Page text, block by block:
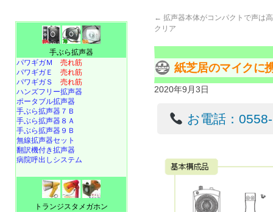
← 拡声器本体がコンパクトで声は
クリア
紙芝居のマイクに
2020年9月3日
お電話：
手ぶら拡声器
パワギガＭ 売れ筋
パワギガＥ 売れ筋
パワギガＳ 売れ筋
ハンズフリー拡声器
ポータブル拡声器
手ぶら拡声器７Ｂ
手ぶら拡声器８Ａ
手ぶら拡声器９Ｂ
無線拡声器セット
翻訳機付き拡声器
病院呼出しシステム
トランジスタメガホン